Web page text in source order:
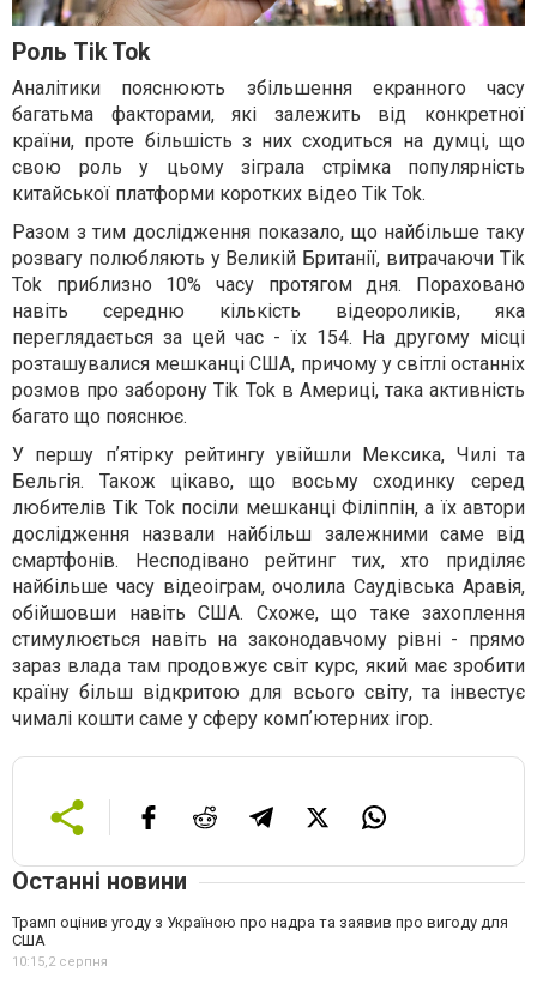
Роль Tik Tok
Аналітики пояснюють збільшення екранного часу
багатьма факторами, які залежить від конкретної
країни, проте більшість з них сходиться на думці, що
свою роль у цьому зіграла стрімка популярність
китайської платформи коротких відео Tik Tok.
Разом з тим дослідження показало, що найбільше таку
розвагу полюбляють у Великій Британії, витрачаючи Tik
Tok приблизно 10% часу протягом дня. Пораховано
навіть середню кількість відеороликів, яка
переглядається за цей час - їх 154. На другому місці
розташувалися мешканці США, причому у світлі останніх
розмов про заборону Tik Tok в Америці, така активність
багато що пояснює.
У першу пʼятірку рейтингу увійшли Мексика, Чилі та
Бельгія. Також цікаво, що восьму сходинку серед
любителів Tik Tok посіли мешканці Філіппін, а їх автори
дослідження назвали найбільш залежними саме від
смартфонів. Несподівано рейтинг тих, хто приділяє
найбільше часу відеоіграм, очолила Саудівська Аравія,
обійшовши навіть США. Схоже, що таке захоплення
стимулюється навіть на законодавчому рівні - прямо
зараз влада там продовжує світ курс, який має зробити
країну більш відкритою для всього світу, та інвестує
чималі кошти саме у сферу компʼютерних ігор.
Останні новини
Трамп оцінив угоду з Україною про надра та заявив про вигоду для
США
10:15,2 серпня